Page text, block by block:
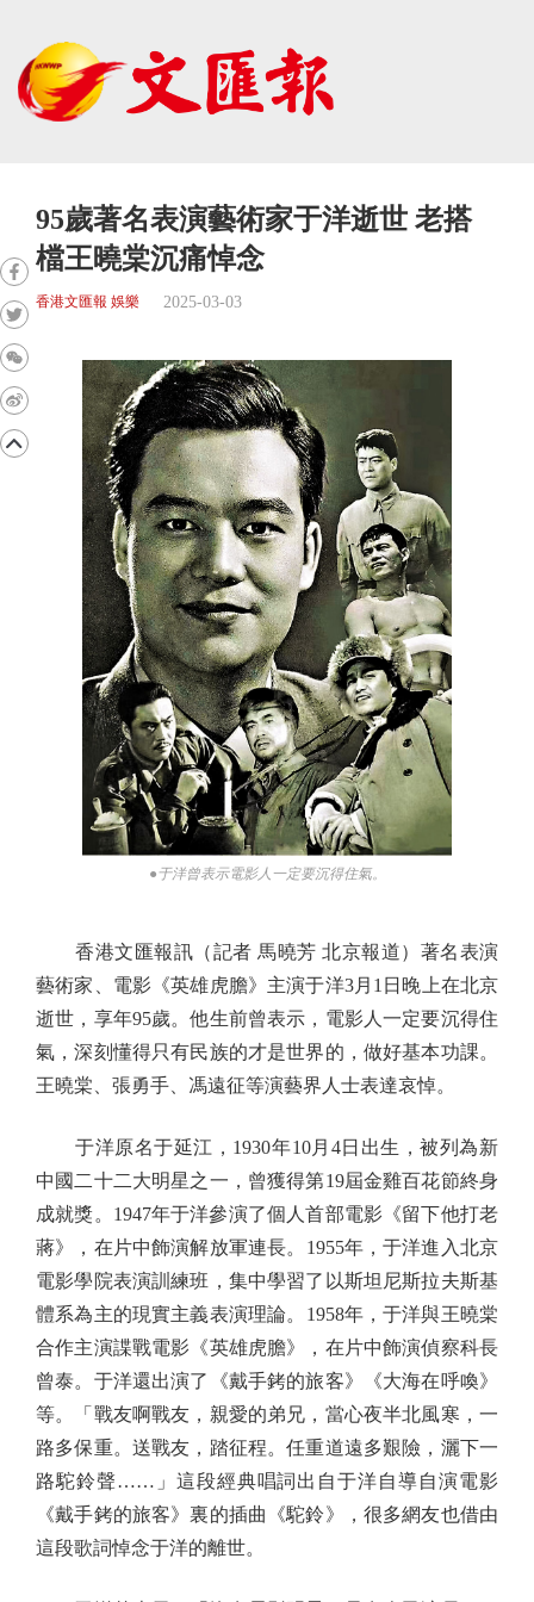
95歲著名表演藝術家于洋逝世 老搭
檔王曉棠沉痛悼念
香港文匯報 娛樂 2025-03-03
●于洋曾表示電影人一定要沉得住氣。
香港文匯報訊（記者 馬曉芳 北京報道）著名表演
藝術家、電影《英雄虎膽》主演于洋3月1日晚上在北京
逝世，享年95歲。他生前曾表示，電影人一定要沉得住
氣，深刻懂得只有民族的才是世界的，做好基本功課。
王曉棠、張勇手、馮遠征等演藝界人士表達哀悼。
于洋原名于延江，1930年10月4日出生，被列為新
中國二十二大明星之一，曾獲得第19屆金雞百花節終身
成就獎。1947年于洋參演了個人首部電影《留下他打老
蔣》，在片中飾演解放軍連長。1955年，于洋進入北京
電影學院表演訓練班，集中學習了以斯坦尼斯拉夫斯基
體系為主的現實主義表演理論。1958年，于洋與王曉棠
合作主演諜戰電影《英雄虎膽》，在片中飾演偵察科長
曾泰。于洋還出演了《戴手銬的旅客》《大海在呼喚》
等。「戰友啊戰友，親愛的弟兄，當心夜半北風寒，一
路多保重。送戰友，踏征程。任重道遠多艱險，灑下一
路駝鈴聲……」這段經典唱詞出自于洋自導自演電影
《戴手銬的旅客》裏的插曲《駝鈴》，很多網友也借由
這段歌詞悼念于洋的離世。